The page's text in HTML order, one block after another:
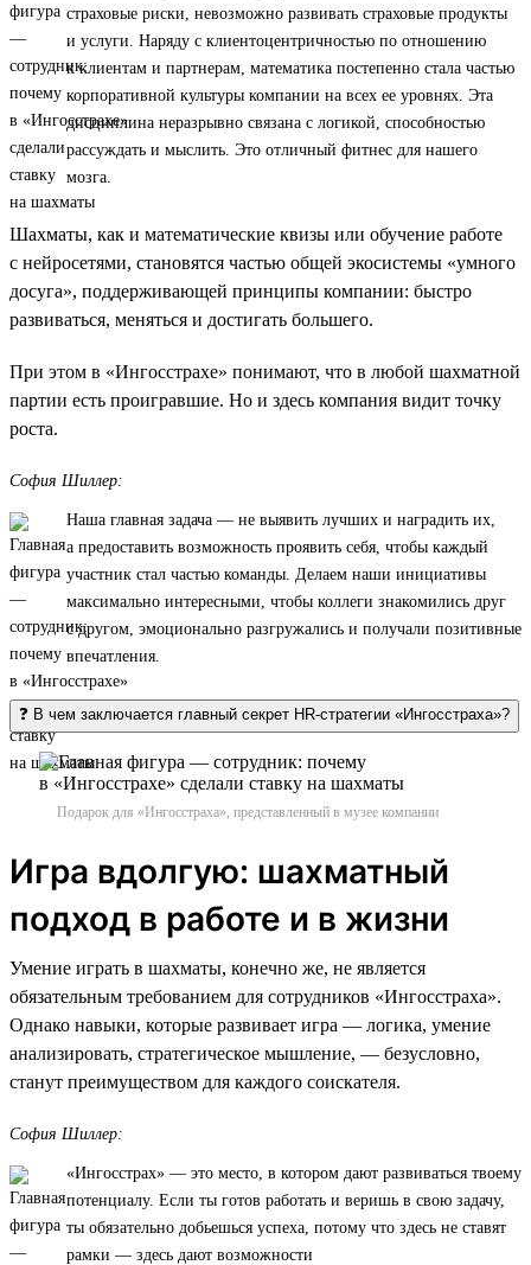
страховые риски, невозможно развивать страховые продукты
и услуги. Наряду с клиентоцентричностью по отношению
к клиентам и партнерам, математика постепенно стала частью
корпоративной культуры компании на всех ее уровнях. Эта
дисциплина неразрывно связана с логикой, способностью
рассуждать и мыслить. Это отличный фитнес для нашего
мозга.
Шахматы, как и математические квизы или обучение работе
с нейросетями, становятся частью общей экосистемы «умного
досуга», поддерживающей принципы компании: быстро
развиваться, меняться и достигать большего.
При этом в «Ингосстрахе» понимают, что в любой шахматной
партии есть проигравшие. Но и здесь компания видит точку
роста.
София Шиллер:
Наша главная задача — не выявить лучших и наградить их,
а предоставить возможность проявить себя, чтобы каждый
участник стал частью команды. Делаем наши инициативы
максимально интересными, чтобы коллеги знакомились друг
с другом, эмоционально разгружались и получали позитивные
впечатления.
❓ В чем заключается главный секрет HR-стратегии «Ингосстраха»?
Подарок для «Ингосстраха», представленный в музее компании
Игра вдолгую: шахматный
подход в работе и в жизни
Умение играть в шахматы, конечно же, не является
обязательным требованием для сотрудников «Ингосстраха».
Однако навыки, которые развивает игра — логика, умение
анализировать, стратегическое мышление, — безусловно,
станут преимуществом для каждого соискателя.
София Шиллер:
«Ингосстрах» — это место, в котором дают развиваться твоему
потенциалу. Если ты готов работать и веришь в свою задачу,
ты обязательно добьешься успеха, потому что здесь не ставят
рамки — здесь дают возможности